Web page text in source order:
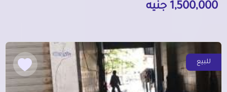
1,500,000 جنيه
للبيع